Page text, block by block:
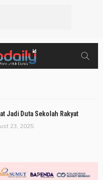
Jadi Duta Sekolah Rakyat
23, 2025